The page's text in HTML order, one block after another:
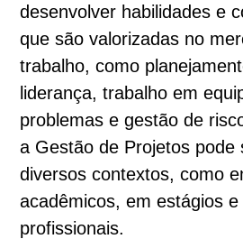
desenvolver habilidades e
que são valorizadas no
trabalho, como
liderança, trabalho em
problemas e gestão de
a Gestão de Projetos pode
diversos contextos, como
acadêmicos, em estágios
profissionais.